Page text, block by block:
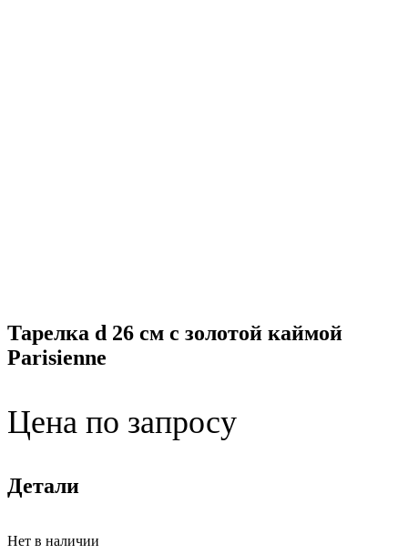
Тарелка d 26 см с золотой каймой
Parisienne
Цена по запросу
Детали
Нет в наличии